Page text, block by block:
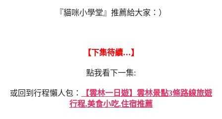
『貓咪小學堂』推薦給大家：）
【下集待續…】
點我看下一集:
或回到行程懶人包：
【雲林一日遊】雲林景點3條路線旅遊
行程.美食小吃.住宿推薦